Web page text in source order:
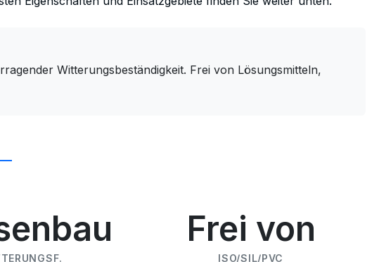
Witterungsbeständigkeit. Frei von Lösungsmitteln,
Frei von
ISO/SIL/PVC